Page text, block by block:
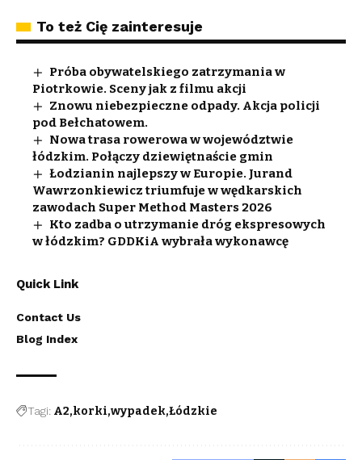
To też Cię zainteresuje
Próba obywatelskiego zatrzymania w
Piotrkowie. Sceny jak z filmu akcji
Znowu niebezpieczne odpady. Akcja policji
pod Bełchatowem.
Nowa trasa rowerowa w województwie
łódzkim. Połączy dziewiętnaście gmin
Łodzianin najlepszy w Europie. Jurand
Wawrzonkiewicz triumfuje w wędkarskich
zawodach Super Method Masters 2026
Kto zadba o utrzymanie dróg ekspresowych
w łódzkim? GDDKiA wybrała wykonawcę
Quick Link
Contact Us
Blog Index
Tagi: A2 korki wypadek Łódzkie